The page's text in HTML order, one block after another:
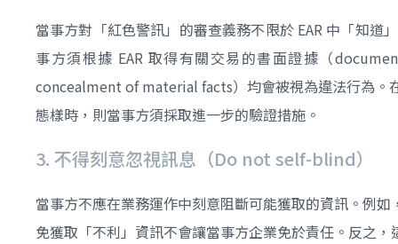
當事方對「紅色警訊」的審查義務不限於 EAR 中「知
事方須根據 EAR 取得有關交易的書面證據（
concealment of material facts）均會被視為違法行為。
態樣時，則當事方須採取進一步的驗證措施。
3. 不得刻意忽視訊息（Do not self-blind）
當事方不應在業務運作中刻意阻斷可能獲取的資訊。例
免獲取「不利」資訊不會讓當事方企業免於責任。反之